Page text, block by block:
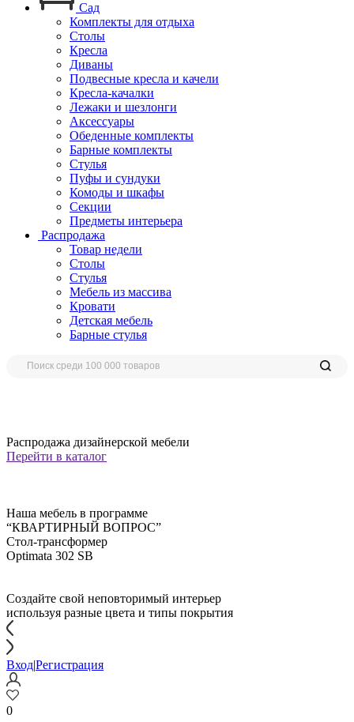
Сад
Комплекты для отдыха
Столы
Кресла
Диваны
Подвесные кресла и качели
Кресла-качалки
Лежаки и шезлонги
Аксессуары
Обеденные комплекты
Барные комплекты
Стулья
Пуфы и сундуки
Комоды и шкафы
Секции
Предметы интерьера
Распродажа
Товар недели
Столы
Стулья
Мебель из массива
Кровати
Детская мебель
Барные стулья
Распродажа дизайнерской мебели
Перейти в каталог
Наша мебель в программе
“КВАРТИРНЫЙ ВОПРОС”
Стол-трансформер
Optimata 302 SB
Создайте свой неповторимый интерьер
используя разные цвета и типы покрытия
Вход|Регистрация
0